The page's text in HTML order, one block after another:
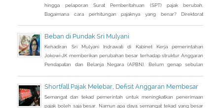
hingga pelaporan Surat Pemberitahuan (SPT) pajak berubah.
Bagaimana cara perhitungan pajaknya yang benar? Direktorat
(WP). Pastinya, pilihan bisa disesuaikan dengan keinginan WP.
Beban di Pundak Sri Mulyani
Kehadiran Sri Mulyani Indrawati di Kabinet Kerja pemerintahan
Jokowi-JK memberikan perubahan besar terhadap struktur Anggaran
Pendapatan dan Belanja Negara (APBN). Belum genap sebulan
Shortfall Pajak Melebar, Defisit Anggaran Membesar
Semangat dan tekad pemerintah untuk meningkatkan penerimaan
pajak boleh saja besar. Namun apa daya, semangat tekad yang besar